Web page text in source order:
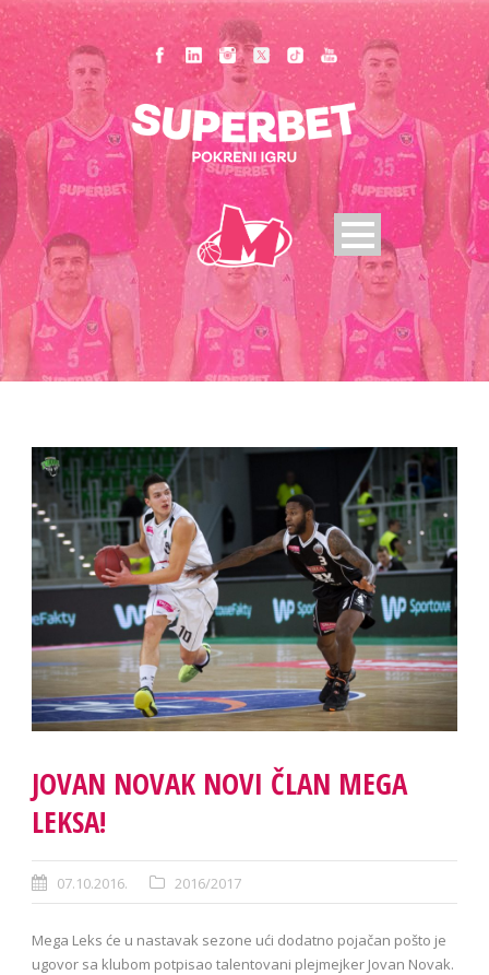
JOVAN NOVAK NOVI ČLAN MEGA
LEKSA!
07.10.2016. 2016/2017
Mega Leks će u nastavak sezone ući dodatno pojačan pošto je
ugovor sa klubom potpisao talentovani plejmejker Jovan Novak.